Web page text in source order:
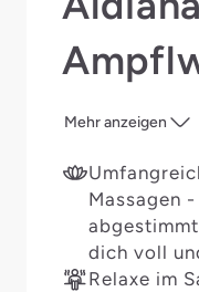
Mehr anzeigen
Massagen
dich voll
Relaxe im